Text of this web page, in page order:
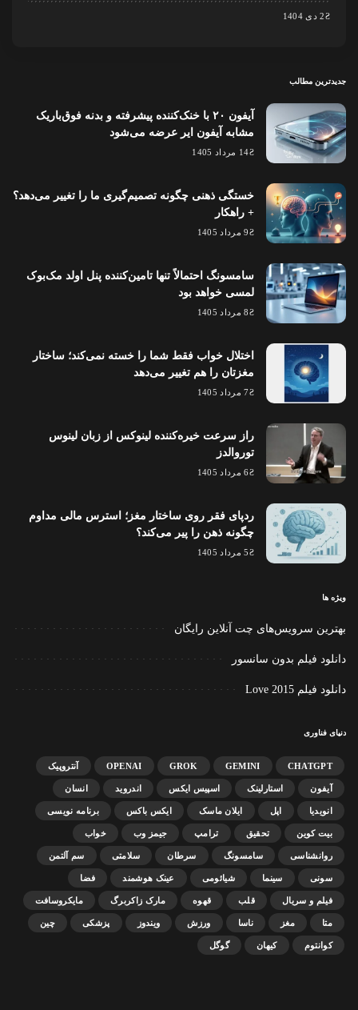
2 دی 1404
جدیدترین مطالب
آیفون ۲۰ با خنک‌کننده پیشرفته و بدنه فوق‌باریک
مشابه آیفون ایر عرضه می‌شود
14 مرداد 1405
خستگی ذهنی چگونه تصمیم‌گیری ما را تغییر می‌دهد؟
+ راهکار
9 مرداد 1405
سامسونگ احتمالاً تنها تامین‌کننده پنل اولد مک‌بوک
لمسی خواهد بود
8 مرداد 1405
اختلال خواب فقط شما را خسته نمی‌کند؛ ساختار
مغزتان را هم تغییر می‌دهد
7 مرداد 1405
راز سرعت خیره‌کننده لینوکس از زبان لینوس
توروالدز
6 مرداد 1405
ردپای فقر روی ساختار مغز؛ استرس مالی مداوم
چگونه ذهن را پیر می‌کند؟
5 مرداد 1405
ویژه ها
بهترین سرویس‌های چت آنلاین رایگان
دانلود فیلم بدون سانسور
دانلود فیلم Love 2015
دنیای فناوری
CHATGPT
GEMINI
GROK
OPENAI آنتروپیک
آیفون استارلینک اسپیس ایکس اندروید انسان
انویدیا اپل ایلان ماسک ایکس باکس برنامه نویسی
بیت کوین تحقیق ترامپ جیمز وب خواب
روانشناسی سامسونگ سرطان سلامتی سم آلتمن
سونی سینما شیائومی عینک هوشمند فضا
فیلم و سریال قلب قهوه مارک زاکربرگ مایکروسافت
متا مغز ناسا ورزش ویندوز پزشکی چین
کوانتوم کیهان گوگل